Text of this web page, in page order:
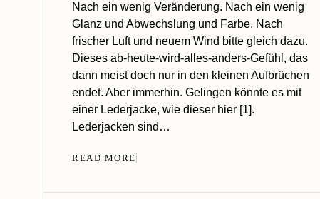
Nach ein wenig Veränderung. Nach ein wenig
Glanz und Abwechslung und Farbe. Nach
frischer Luft und neuem Wind bitte gleich dazu.
Dieses ab-heute-wird-alles-anders-Gefühl, das
dann meist doch nur in den kleinen Aufbrüchen
endet. Aber immerhin. Gelingen könnte es mit
einer Lederjacke, wie dieser hier [1].
Lederjacken sind…
READ MORE